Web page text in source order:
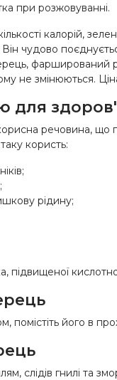
при розжовуванні.
калорій,
Він чудово
фарширований
не змінюються.
для
речовина,
користь:
рідину;
підвищеної
його в
слідів гнилі та